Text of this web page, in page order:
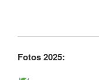
Fotos 2025: